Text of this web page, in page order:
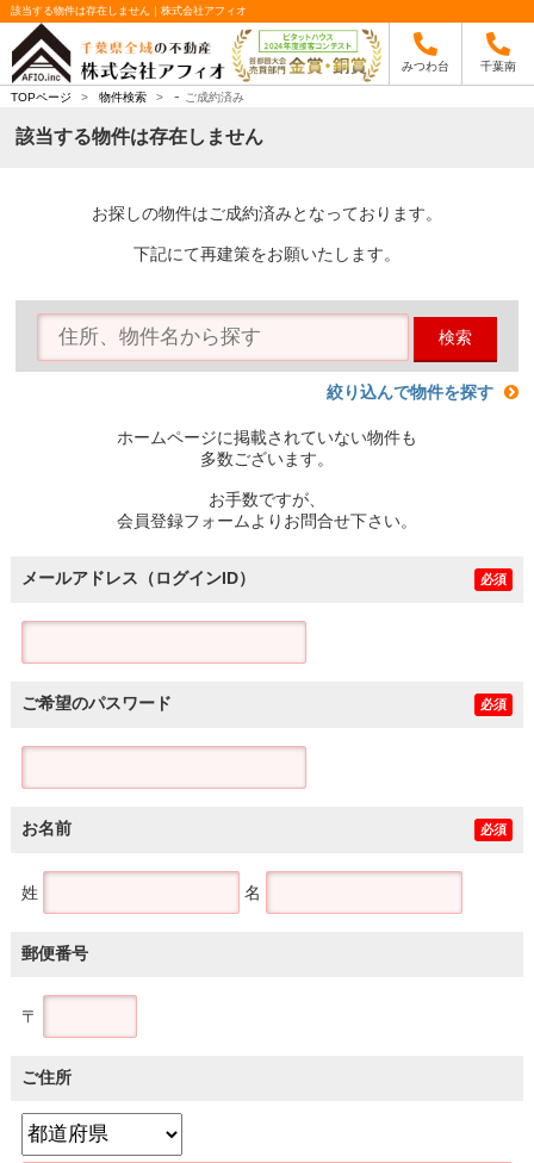
該当する物件は存在しません｜株式会社アフィオ
みつわ台 千葉南
TOPページ > 物件検索 > - ご成約済み
該当する物件は存在しません
お探しの物件はご成約済みとなっております。
下記にて再建策をお願いたします。
検索
絞り込んで物件を探す
ホームページに掲載されていない物件も
多数ございます。
お手数ですが、
会員登録フォームよりお問合せ下さい。
メールアドレス（ログインID） 必須
ご希望のパスワード 必須
お名前 必須
姓 名
郵便番号
〒
ご住所